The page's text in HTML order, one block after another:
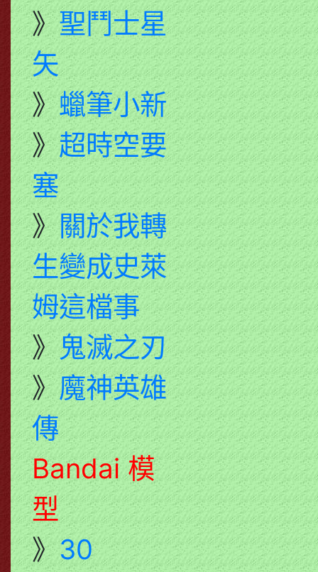
》聖鬥士星
矢
》蠟筆小新
》超時空要
塞
》關於我轉
生變成史萊
姆這檔事
》鬼滅之刃
》魔神英雄
傳
Bandai 模
型
》30